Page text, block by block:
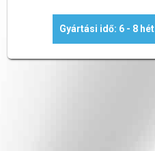
Gyártási idő: 6 - 8 hét